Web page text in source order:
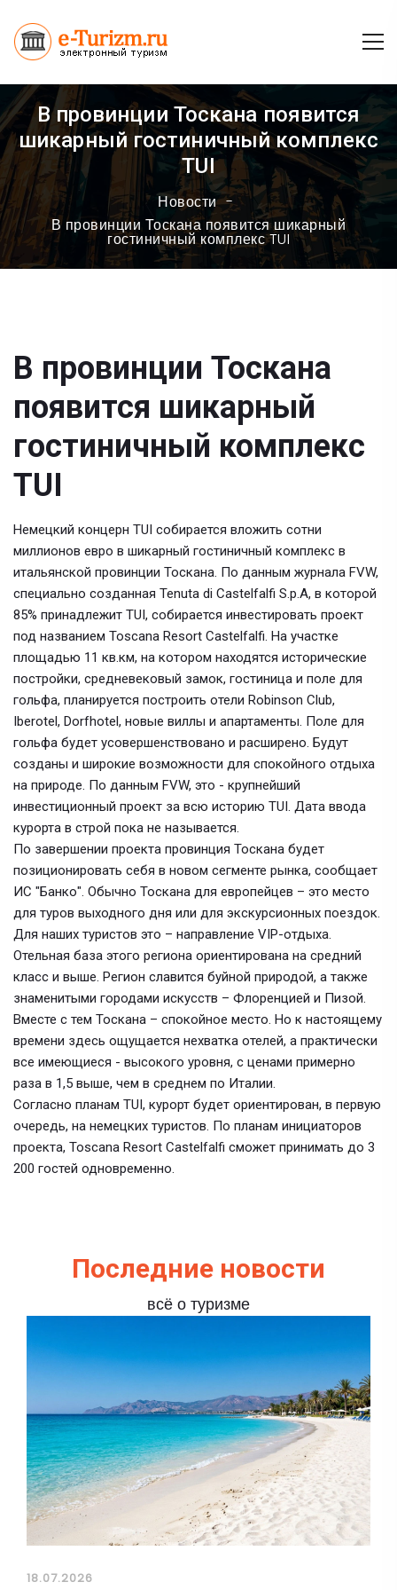
В провинции Тоскана появится
шикарный гостиничный комплекс
TUI
Новости
В провинции Тоскана появится шикарный
гостиничный комплекс TUI
В провинции Тоскана
появится шикарный
гостиничный комплекс
TUI
Немецкий концерн TUI собирается вложить сотни
миллионов евро в шикарный гостиничный комплекс в
итальянской провинции Тоскана. По данным журнала FVW,
специально созданная Tenuta di Castelfalfi S.p.A, в которой
85% принадлежит TUI, собирается инвестировать проект
под названием Toscana Resort Castelfalfi. На участке
площадью 11 кв.км, на котором находятся исторические
постройки, средневековый замок, гостиница и поле для
гольфа, планируется построить отели Robinson Club,
Iberotel, Dorfhotel, новые виллы и апартаменты. Поле для
гольфа будет усовершенствовано и расширено. Будут
созданы и широкие возможности для спокойного отдыха
на природе. По данным FVW, это - крупнейший
инвестиционный проект за всю историю TUI. Дата ввода
курорта в строй пока не называется.
По завершении проекта провинция Тоскана будет
позиционировать себя в новом сегменте рынка, сообщает
ИС "Банко". Обычно Тоскана для европейцев – это место
для туров выходного дня или для экскурсионных поездок.
Для наших туристов это – направление VIP-отдыха.
Отельная база этого региона ориентирована на средний
класс и выше. Регион славится буйной природой, а также
знаменитыми городами искусств – Флоренцией и Пизой.
Вместе с тем Тоскана – спокойное место. Но к настоящему
времени здесь ощущается нехватка отелей, а практически
все имеющиеся - высокого уровня, с ценами примерно
раза в 1,5 выше, чем в среднем по Италии.
Согласно планам TUI, курорт будет ориентирован, в первую
очередь, на немецких туристов. По планам инициаторов
проекта, Toscana Resort Castelfalfi сможет принимать до 3
200 гостей одновременно.
Последние новости
всё о туризме
18.07.2026